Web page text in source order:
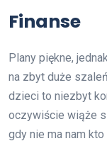
Finanse
Plany piękne,
na zbyt duże
dzieci to niezbyt
oczywiście wiąże
gdy nie ma nam